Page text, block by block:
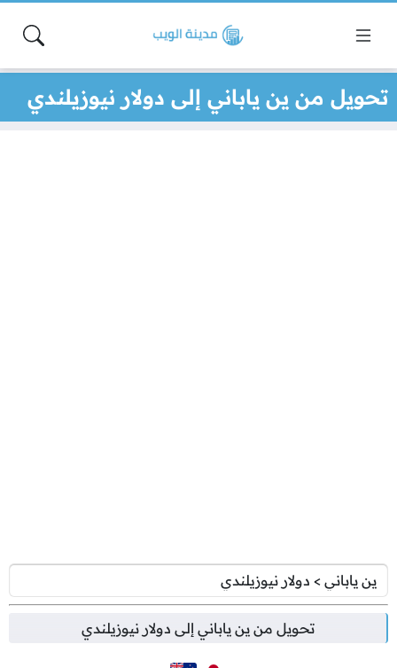
تحويل من ين ياباني إلى دولار نيوزيلندي
تحويل منين ياباني إلى دولار نيوزيلندي